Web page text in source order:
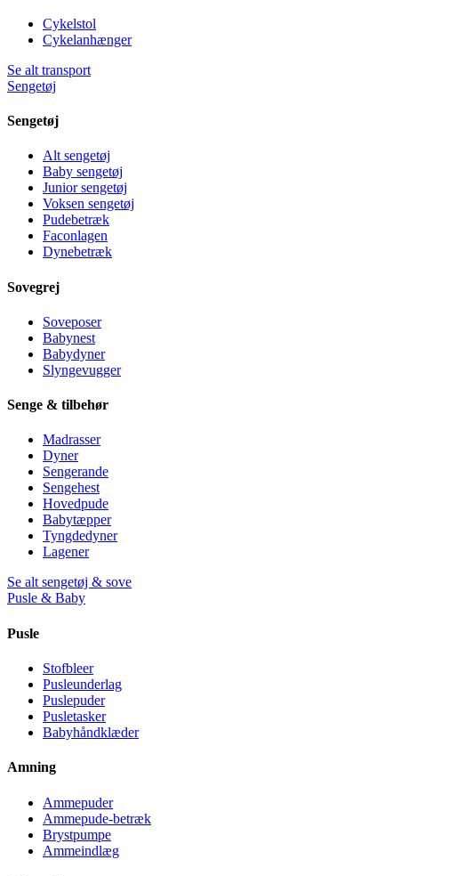
Cykelstol
Cykelanhænger
Se alt transport
Sengetøj
Sengetøj
Alt sengetøj
Baby sengetøj
Junior sengetøj
Voksen sengetøj
Pudebetræk
Faconlagen
Dynebetræk
Sovegrej
Soveposer
Babynest
Babydyner
Slyngevugger
Senge & tilbehør
Madrasser
Dyner
Sengerande
Sengehest
Hovedpude
Babytæpper
Tyngdedyner
Lagener
Se alt sengetøj & sove
Pusle & Baby
Pusle
Stofbleer
Pusleunderlag
Puslepuder
Pusletasker
Babyhåndklæder
Amning
Ammepuder
Ammepude-betræk
Brystpumpe
Ammeindlæg